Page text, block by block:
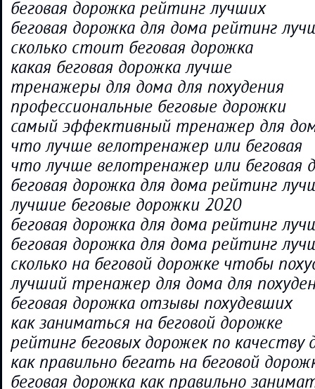
беговая дорожка рейтинг лучших
беговая дорожка для дома рейтинг
сколько стоит беговая дорожка
какая беговая дорожка лучше
тренажеры для дома для похудения
профессиональные беговые дорожки
самый эффективный тренажер для
что лучше велотренажер или беговая
что лучше велотренажер или беговая
беговая дорожка для дома рейтинг
лучшие беговые дорожки 2020
беговая дорожка для дома рейтинг
беговая дорожка для дома рейтинг
сколько на беговой дорожке чтобы
лучший тренажер для дома для
беговая дорожка отзывы похудевших
как заниматься на беговой дорожке
рейтинг беговых дорожек по качеству
как правильно бегать на беговой
беговая дорожка как правильно